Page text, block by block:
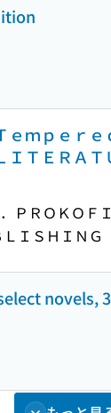
ｐｅｒｅ
ＴＥＲＡＴ
ＰＲＯＫＯＦ
ＩＳＨＩＮ
novels,